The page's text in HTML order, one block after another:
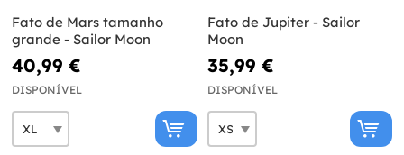
Fato de Mars tamanho
grande - Sailor Moon
40,99 €
DISPONÍVEL
Fato de Jupiter - Sailor
Moon
35,99 €
DISPONÍVEL